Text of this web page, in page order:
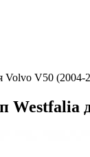
Volvo V50 (2004-